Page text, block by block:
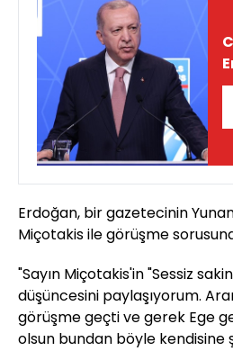
Erdoğan, bir gazetecinin
Miçotakis ile görüşme
"Sayın Miçotakis'in "Sessiz
düşüncesini paylaşıyorum.
görüşme geçti ve gerek Ege
olsun bundan böyle kendisine